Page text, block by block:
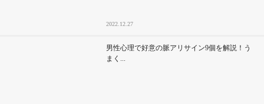
2022.12.27
男性心理で好意の脈アリサイン9個を解説！う
まく...